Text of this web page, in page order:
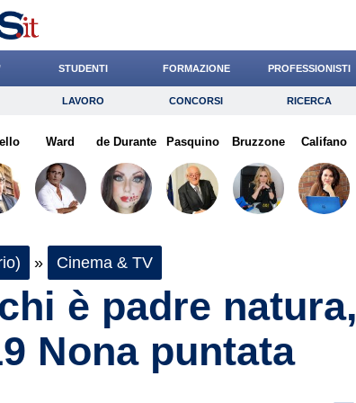
STUDENTI FORMAZIONE PROFESSIONISTI
Lavoro Concorsi Ricerca
Risparmio Diritto Economia
LAVORO CONCORSI RICERCA
Ward de Durante Pasquino Bruzzone Califano
» Cinema & TV
è padre natura,
Nona puntata